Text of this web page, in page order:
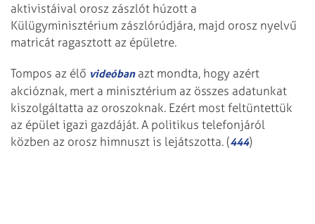
aktivistáival orosz zászlót húzott a
Külügyminisztérium zászlórúdjára, majd orosz nyelvű
matricát ragasztott az épületre.
Tompos az élő videóbanazt mondta, hogy azért
akcióznak, mert a minisztérium az összes adatunkat
kiszolgáltatta az oroszoknak. Ezért most feltüntettük
az épület igazi gazdáját. A politikus telefonjáról
közben az orosz himnuszt is lejátszotta. (444)